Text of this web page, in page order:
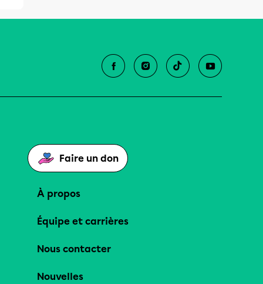
Faire un don
À propos
Équipe et carrières
Nous contacter
Nouvelles